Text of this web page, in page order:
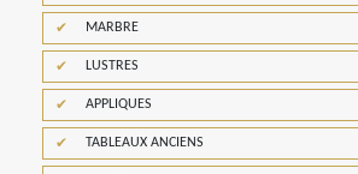
MARBRE
LUSTRES
APPLIQUES
TABLEAUX ANCIENS